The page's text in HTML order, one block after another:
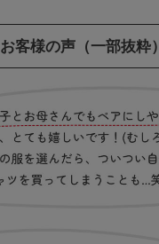
お客様の声（一部抜粋）